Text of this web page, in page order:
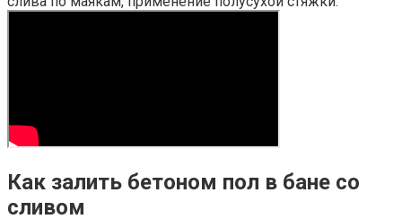
Как залить бетоном пол в бане со
сливом